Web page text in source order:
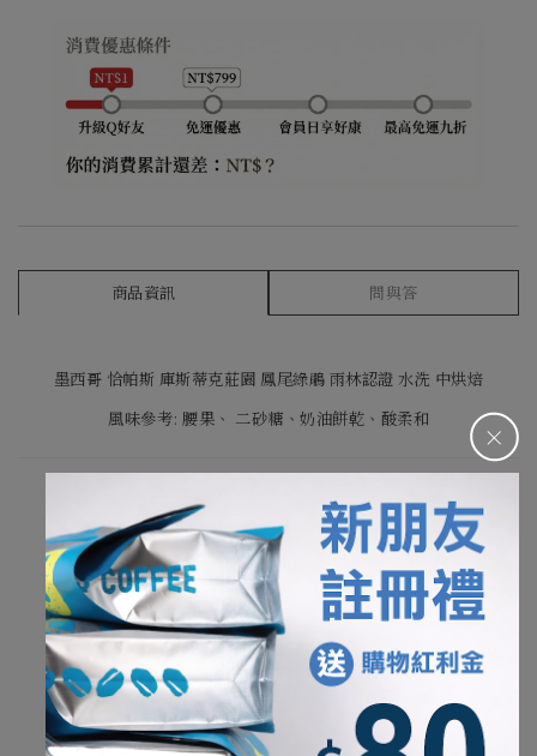
＋
商品資訊 問與答
墨西哥 恰帕斯 庫斯蒂克莊園 鳳尾綠鵑 雨林認證 水洗 中烘焙
風味參考: 腰果、 二砂糖、奶油餅乾、酸柔和
我們寫下的風味來自夥伴杯測後的集體感受。
因此，可能會和在家沖煮的環境稍微不一樣，
不同的水質、研磨工具以及個人喜好的沖煮參數，
能夠帶出一款咖啡各種不同的樣貌，
也是手沖咖啡的有趣之處。
杯測水質: 純水再礦化(TDS約10ppm)
杯測磨豆機: Ditting 804 Labsweet